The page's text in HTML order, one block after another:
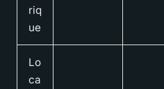
riq
ue
Lo
ca